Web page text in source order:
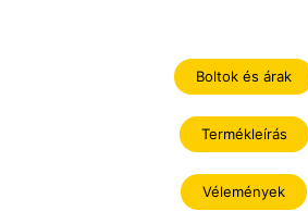
Boltok és árak
Termékleírás
Vélemények